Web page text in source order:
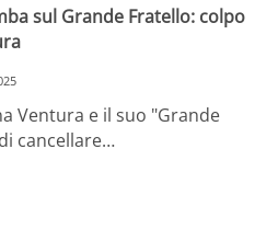
sul Grande Fratello: colpo
Ventura e il suo "Grande
cancellare…